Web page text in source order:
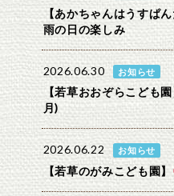
【あかちゃんはうすぱ
雨の日の楽しみ
2026.06.30 お知らせ
【若草おおぞらこども
月)
2026.06.22 お知らせ
【若草のがみこども園】